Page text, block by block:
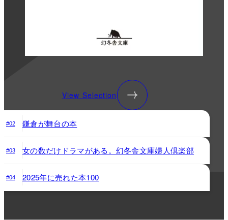
View Selection
#02 鎌倉が舞台の本
#03 女の数だけドラマがある。幻冬舎文庫婦人倶楽部
#04 2025年に売れた本100